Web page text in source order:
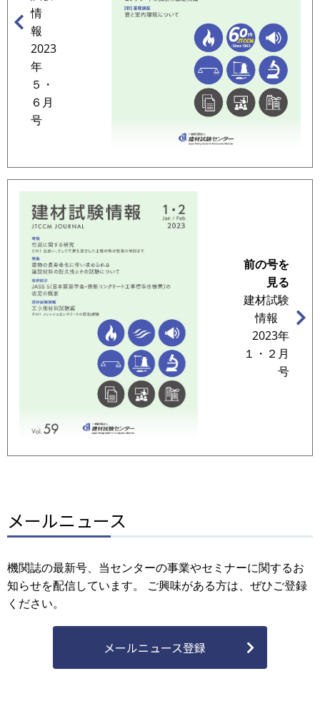
情
報
2023
年
５・
６月
号
前の号を
見る
建材試験
情報
2023年
１・２月
号
メールニュース
機関誌の最新号、当センターの事業やセミナーに関するお
知らせを配信しています。 ご興味がある方は、ぜひご登録
ください。
メールニュース登録